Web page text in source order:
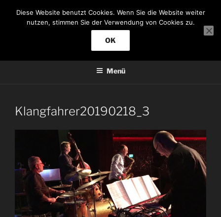
Inhalt
KLANGFAHRER
Menü
Klangfahrer20190218_3
Diese Website benutzt Cookies. Wenn Sie die Website weiter
nutzen, stimmen Sie der Verwendung von Cookies zu.
OK